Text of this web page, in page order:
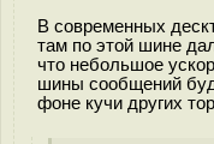
В современных
там по этой шине
что небольшое
шины сообщений
фоне кучи других